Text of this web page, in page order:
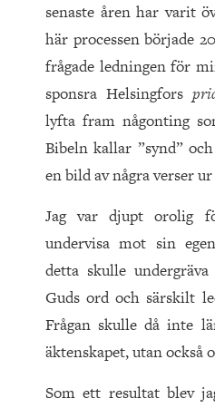
senaste åren har varit
här processen började
frågade ledningen för
sponsra Helsingfors
lyfta fram någonting
Bibeln kallar ”synd”
en bild av några verser
Jag var djupt orolig
undervisa mot sin
detta skulle
Guds ord och särskilt
Frågan skulle då inte
äktenskapet, utan också
Som ett resultat blev